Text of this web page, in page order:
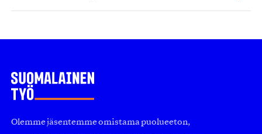
Olemme jäsentemme omistama puolueeton,